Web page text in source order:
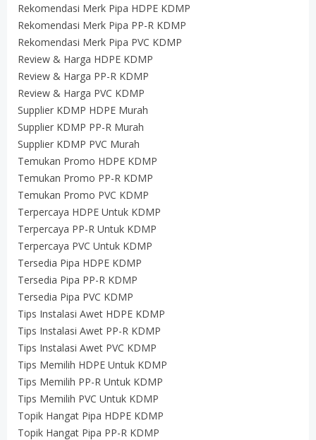
Rekomendasi Merk Pipa HDPE KDMP
Rekomendasi Merk Pipa PP-R KDMP
Rekomendasi Merk Pipa PVC KDMP
Review & Harga HDPE KDMP
Review & Harga PP-R KDMP
Review & Harga PVC KDMP
Supplier KDMP HDPE Murah
Supplier KDMP PP-R Murah
Supplier KDMP PVC Murah
Temukan Promo HDPE KDMP
Temukan Promo PP-R KDMP
Temukan Promo PVC KDMP
Terpercaya HDPE Untuk KDMP
Terpercaya PP-R Untuk KDMP
Terpercaya PVC Untuk KDMP
Tersedia Pipa HDPE KDMP
Tersedia Pipa PP-R KDMP
Tersedia Pipa PVC KDMP
Tips Instalasi Awet HDPE KDMP
Tips Instalasi Awet PP-R KDMP
Tips Instalasi Awet PVC KDMP
Tips Memilih HDPE Untuk KDMP
Tips Memilih PP-R Untuk KDMP
Tips Memilih PVC Untuk KDMP
Topik Hangat Pipa HDPE KDMP
Topik Hangat Pipa PP-R KDMP